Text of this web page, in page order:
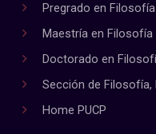
Pregrado en Filosofía
Maestría en Filosofía
Doctorado en
Sección de Filosofía,
Home PUCP